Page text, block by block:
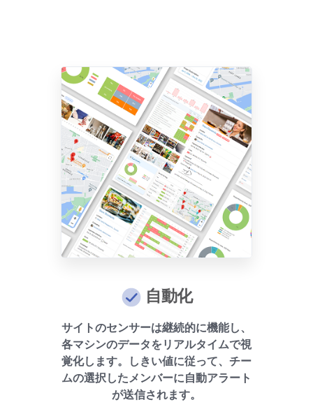
自動化
サイトのセンサーは継続的に機能し、
各マシンのデータをリアルタイムで視
覚化します。しきい値に従って、チー
ムの選択したメンバーに自動アラート
が送信されます。